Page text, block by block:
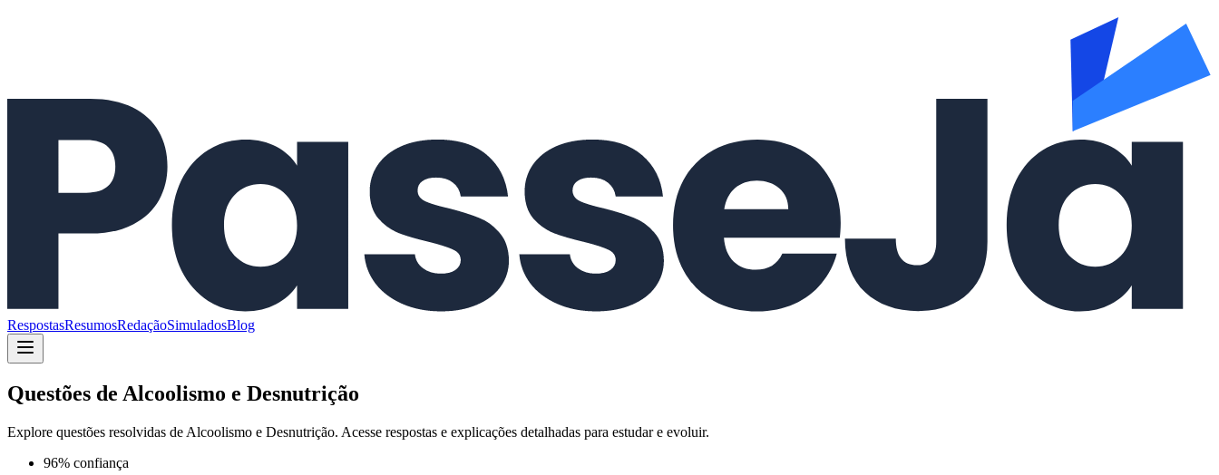
RespostasResumosRedaçãoSimuladosBlog
Questões de Alcoolismo e Desnutrição
Explore questões resolvidas de Alcoolismo e Desnutrição. Acesse respostas e explicações detalhadas para estudar e evoluir.
96% confiança